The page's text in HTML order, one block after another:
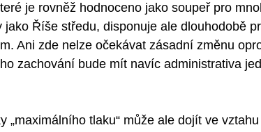
je rovněž hodnoceno jako soupeř pro
Říše středu, disponuje ale dlouhodobě
Ani zde nelze očekávat zásadní změnu
zachování bude mít navíc administrativa
„maximálního tlaku“ může ale dojít ve